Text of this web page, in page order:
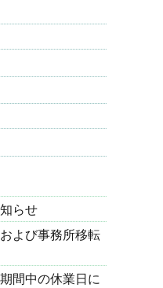
らせ
よび事務所移転
間中の休業日に